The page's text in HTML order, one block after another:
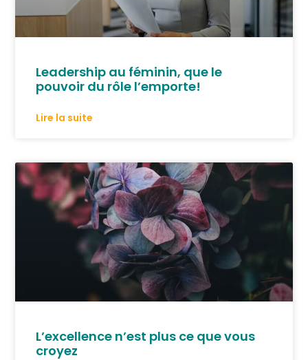
Leadership au féminin, que le
pouvoir du rôle l’emporte!
Lire la suite
L’excellence n’est plus ce que vous
croyez